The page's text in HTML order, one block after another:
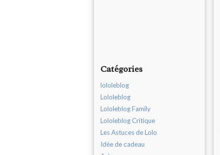
Catégories
lololeblog
Lololeblog
Lololeblog Family
Lololeblog Critique
Les Astuces de Lolo
Idée de cadeau